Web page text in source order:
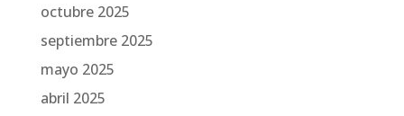
octubre 2025
septiembre 2025
mayo 2025
abril 2025